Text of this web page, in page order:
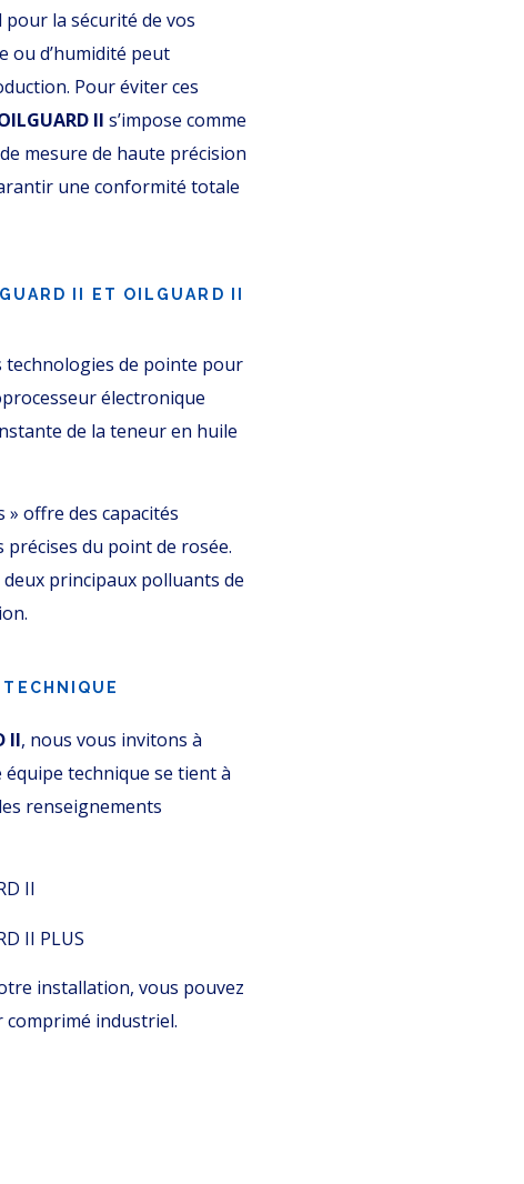
pour la sécurité de vos
ou d’humidité peut
Pour éviter ces
II s’impose comme
mesure de haute précision
une conformité totale
II ET OILGUARD II
technologies de pointe pour
électronique
de la teneur en huile
» offre des capacités
du point de rosée.
principaux polluants de
II, nous vous invitons à
équipe technique se tient à
renseignements
II
II PLUS
installation, vous pouvez
comprimé industriel.